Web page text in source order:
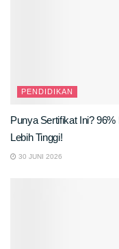
PENDIDIKAN
Punya Sertifikat Ini?
Lebih Tinggi!
30 JUNI 2026